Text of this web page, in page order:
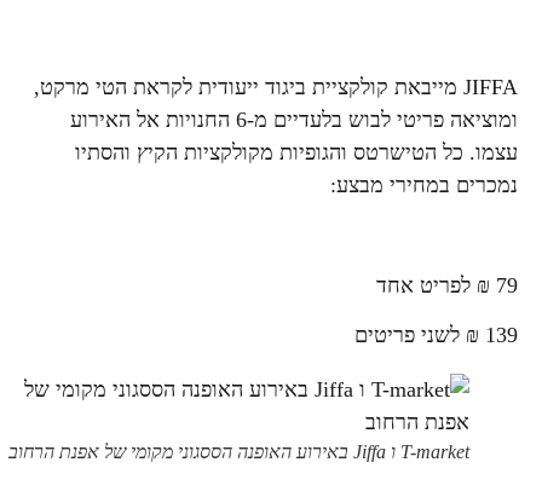
JIFFA מייבאת קולקציית ביגוד ייעודית לקראת הטי מרקט,
ומוציאה פריטי לבוש בלעדיים מ-6 החנויות אל האירוע
עצמו. כל הטישרטס והגופיות מקולקציות הקיץ והסתיו
נמכרים במחירי מבצע:
139 ₪ לשני פריטים
T-market ו Jiffa באירוע האופנה הססגוני מקומי של אפנת הרחוב